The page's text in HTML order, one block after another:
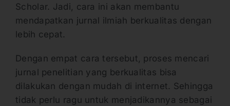
Scholar. Jadi, cara ini akan membantu
mendapatkan jurnal ilmiah berkualitas dengan
lebih cepat.
Dengan empat cara tersebut, proses mencari
jurnal penelitian yang berkualitas bisa
dilakukan dengan mudah di internet. Sehingga
tidak perlu ragu untuk menjadikannya sebagai